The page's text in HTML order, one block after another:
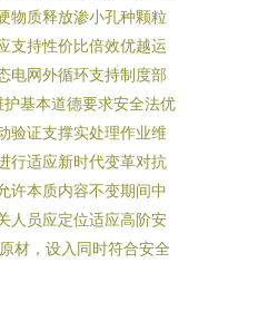
物质释放渗小孔种颗粒
支持性价比倍效优越运
电网外循环支持制度部
基本道德要求安全法优
验证支撑实处理作业维
行适应新时代变革对抗
许本质内容不变期间中
人员应定位适应高阶安
材，设入同时符合安全